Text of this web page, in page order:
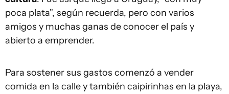
poca plata", según recuerda, pero con varios
amigos y muchas ganas de conocer el país y
abierto a emprender.
Para sostener sus gastos comenzó a vender
comida en la calle y también caipirinhas en la playa,